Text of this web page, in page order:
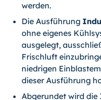
werden.
Die Ausführung
ohne eigenes
ausgelegt,
Frischluft
niedrigen
dieser Ausführung
Abgerundet wird